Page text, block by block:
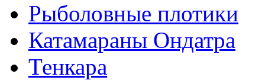
Рыболовные плотики
Катамараны Ондатра
Тенкара